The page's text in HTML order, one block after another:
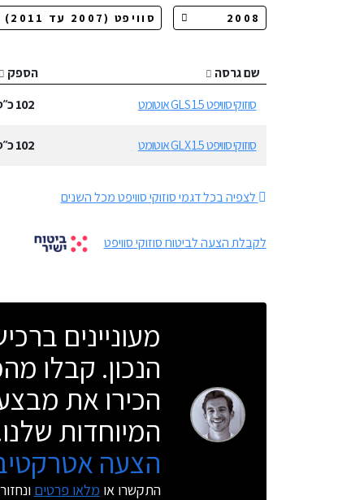
שם גרסה הספק
סוזוקי סוויפט 1.5 GLS אוטומט
102
סוזוקי סוויפט 1.5 GLX אוטומט 102
לצפיה בכל דגמי סוזוקי סוויפט מכל השנים
לקבלת הצעה לביטוח סוזוקי סוויפט
מעוניינים
הנכון. קבלו
הכירו את
המיוחדות
הצעה
התקשרו או מלאו פרטים